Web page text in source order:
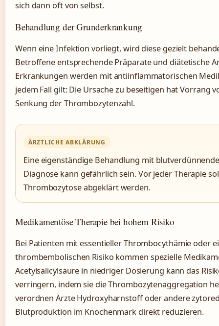
sich dann oft von selbst.
Behandlung der Grunderkrankung
Wenn eine Infektion vorliegt, wird diese gezielt
Betroffene entsprechende Präparate und diätetische
Erkrankungen werden mit antiinflammatorischen
jedem Fall gilt: Die Ursache zu beseitigen hat Vorrang
Senkung der Thrombozytenzahl.
ÄRZTLICHE ABKLÄRUNG
Eine eigenständige Behandlung mit
Diagnose kann gefährlich sein. Vor jeder Therapie
Thrombozytose abgeklärt werden.
Medikamentöse Therapie bei hohem Risiko
Bei Patienten mit essentieller Thrombocythämie oder
thrombembolischen Risiko kommen spezielle
Acetylsalicylsäure in niedriger Dosierung kann das
verringern, indem sie die Thrombozytenaggregation
verordnen Ärzte Hydroxyharnstoff oder andere
Blutproduktion im Knochenmark direkt reduzieren.